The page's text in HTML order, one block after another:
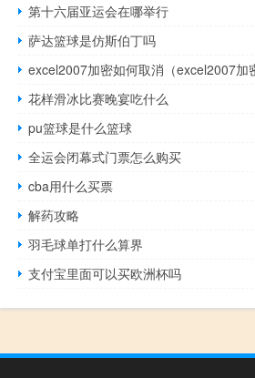
第十六届亚运会在哪举行
萨达篮球是仿斯伯丁吗
excel2007加密如何取消（excel2007加
花样滑冰比赛晚宴吃什么
pu篮球是什么篮球
全运会闭幕式门票怎么购买
cba用什么买票
解药攻略
羽毛球单打什么算界
支付宝里面可以买欧洲杯吗